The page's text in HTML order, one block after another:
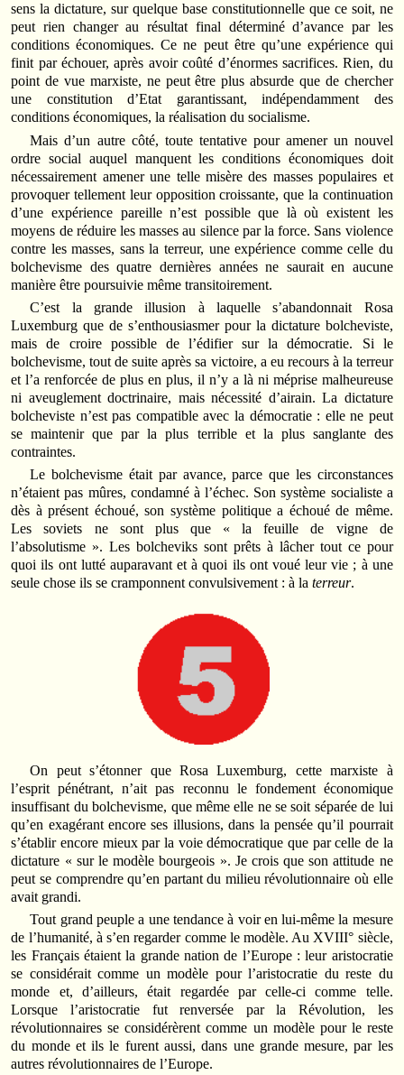
sens la dictature, sur quelque base constitutionnelle que ce soit, ne
peut rien changer au résultat final déterminé d’avance par les
conditions économiques. Ce ne peut être qu’une expérience qui
finit par échouer, après avoir coûté d’énormes sacrifices. Rien, du
point de vue marxiste, ne peut être plus absurde que de chercher
une constitution d’Etat garantissant, indépendamment des
conditions économiques, la réalisation du socialisme.
Mais d’un autre côté, toute tentative pour amener un nouvel
ordre social auquel manquent les conditions économiques doit
nécessairement amener une telle misère des masses populaires et
provoquer tellement leur opposition croissante, que la continuation
d’une expérience pareille n’est possible que là où existent les
moyens de réduire les masses au silence par la force. Sans violence
contre les masses, sans la terreur, une expérience comme celle du
bolchevisme des quatre dernières années ne saurait en aucune
manière être poursuivie même transitoirement.
C’est la grande illusion à laquelle s’abandonnait Rosa
Luxemburg que de s’enthousiasmer pour la dictature bolcheviste,
mais de croire possible de l’édifier sur la démocratie. Si le
bolchevisme, tout de suite après sa victoire, a eu recours à la terreur
et l’a renforcée de plus en plus, il n’y a là ni méprise malheureuse
ni aveuglement doctrinaire, mais nécessité d’airain. La dictature
bolcheviste n’est pas compatible avec la démocratie : elle ne peut
se maintenir que par la plus terrible et la plus sanglante des
contraintes.
Le bolchevisme était par avance, parce que les circonstances
n’étaient pas mûres, condamné à l’échec. Son système socialiste a
dès à présent échoué, son système politique a échoué de même.
Les soviets ne sont plus que « la feuille de vigne de
l’absolutisme ». Les bolcheviks sont prêts à lâcher tout ce pour
quoi ils ont lutté auparavant et à quoi ils ont voué leur vie ; à une
seule chose ils se cramponnent convulsivement : à laterreur.
On peut s’étonner que Rosa Luxemburg, cette marxiste à
l’esprit pénétrant, n’ait pas reconnu le fondement économique
insuffisant du bolchevisme, que même elle ne se soit séparée de lui
qu’en exagérant encore ses illusions, dans la pensée qu’il pourrait
s’établir encore mieux par la voie démocratique que par celle de la
dictature « sur le modèle bourgeois ». Je crois que son attitude ne
peut se comprendre qu’en partant du milieu révolutionnaire où elle
avait grandi.
Tout grand peuple a une tendance à voir en lui-même la mesure
de l’humanité, à s’en regarder comme le modèle. Au XVIII° siècle,
les Français étaient la grande nation de l’Europe : leur aristocratie
se considérait comme un modèle pour l’aristocratie du reste du
monde et, d’ailleurs, était regardée par celle-ci comme telle.
Lorsque l’aristocratie fut renversée par la Révolution, les
révolutionnaires se considérèrent comme un modèle pour le reste
du monde et ils le furent aussi, dans une grande mesure, par les
autres révolutionnaires de l’Europe.